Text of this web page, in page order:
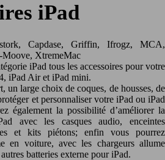
iPad
Capdase, Griffin, Ifrogz, MCA,
XtremeMac
iPad tous les accessoires pour votre
iPad Air et iPad mini.
un large choix de coques, de housses, de
et personnaliser votre iPad ou iPad
également la possibilité d’améliorer la
avec les casques audio, enceintes
et kits piétons; enfin vous pourrez
en voiture, avec les chargeurs allume
batteries externe pour iPad.